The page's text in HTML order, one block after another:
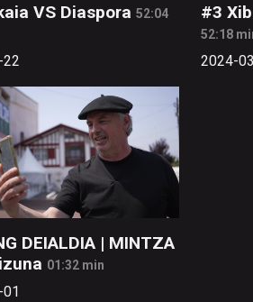
VS Diaspora 52:04
#3
52:18
2024-
DEIALDIA | MINTZA
01:32 min